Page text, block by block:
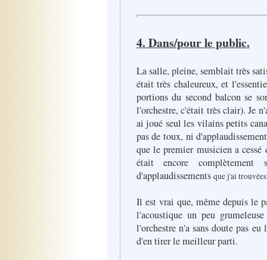
4. Dans/pour le public.
La salle, pleine, semblait très
était très chaleureux, et
portions du second balcon se
l'orchestre, c'était très clair). Je
ai joué seul les vilains petits
pas de toux, ni
que le premier musicien a
était encore complètement
d'applaudissements que j'ai
Il est vrai que, même depuis le
l'acoustique un peu
l'orchestre n'a sans doute pas
d'en tirer le meilleur parti.